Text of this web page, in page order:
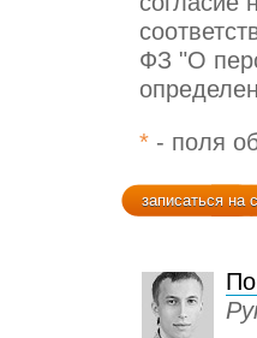
ФЗ "О
* - поля